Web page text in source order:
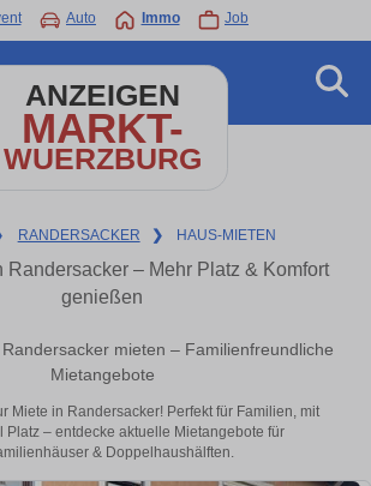
Auto Immo Job
ANZEIGEN
MARKT-
WUERZBURG
RANDERSACKER ❯ HAUS-MIETEN
Randersacker – Mehr Platz & Komfort
genießen
mieten – Familienfreundliche
Mietangebote
Miete in Randersacker! Perfekt für Familien, mit
Platz – entdecke aktuelle Mietangebote für
& Doppelhaushälften.